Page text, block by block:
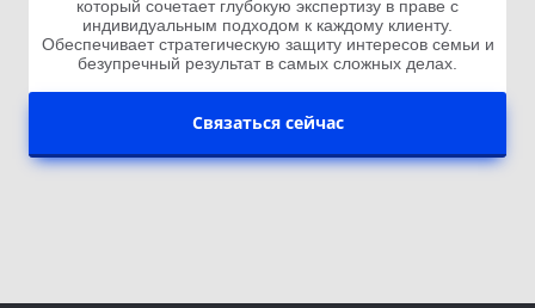
который сочетает глубокую экспертизу в праве с
индивидуальным подходом к каждому клиенту.
Обеспечивает стратегическую защиту интересов семьи и
безупречный результат в самых сложных делах.
Связаться сейчас